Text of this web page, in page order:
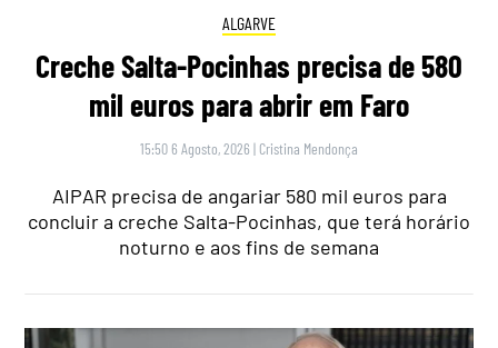
ALGARVE
Creche Salta-Pocinhas precisa de 580
mil euros para abrir em Faro
15:50 6 Agosto, 2026 | Cristina Mendonça
AIPAR precisa de angariar 580 mil euros para
concluir a creche Salta-Pocinhas, que terá horário
noturno e aos fins de semana